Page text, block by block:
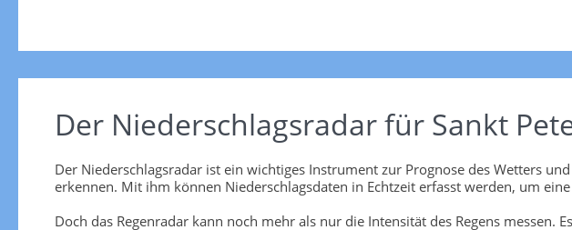
Der Niederschlagsradar für Sankt
Der Niederschlagsradar ist ein wichtiges Instrument zur Prognose des Wetters
erkennen. Mit ihm können Niederschlagsdaten in Echtzeit erfasst werden, um
Doch das Regenradar kann noch mehr als nur die Intensität des Regens